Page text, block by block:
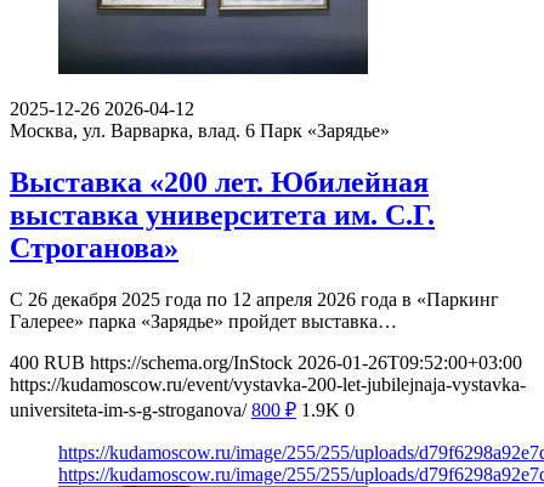
2025-12-26 2026-04-12
Москва, ул. Варварка, влад. 6 Парк «Зарядье»
Выставка «200 лет. Юбилейная
выставка университета им. С.Г.
Строганова»
С 26 декабря 2025 года по 12 апреля 2026 года в «Паркинг
Галерее» парка «Зарядье» пройдет выставка…
400 RUB https://schema.org/InStock 2026-01-26T09:52:00+03:00
https://kudamoscow.ru/event/vystavka-200-let-jubilejnaja-vystavka-
universiteta-im-s-g-stroganova/ 800 ₽ 1.9K 0
https://kudamoscow.ru/image/255/255/uploads/
https://kudamoscow.ru/image/255/255/uploads/